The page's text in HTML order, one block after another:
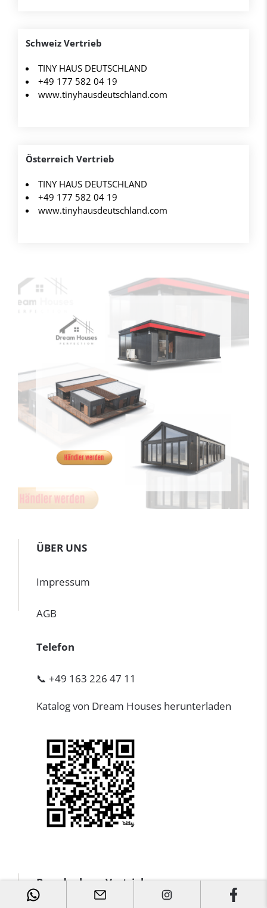
Schweiz Vertrieb
TINY HAUS DEUTSCHLAND
+49 177 582 04 19
www.tinyhausdeutschland.com
Österreich Vertrieb
TINY HAUS DEUTSCHLAND
+49 177 582 04 19
www.tinyhausdeutschland.com
ÜBER UNS
Impressum
AGB
Telefon
📞 +49 163 226 47 11
Katalog von Dream Houses herunterladen
Brandenburg Vertrieb